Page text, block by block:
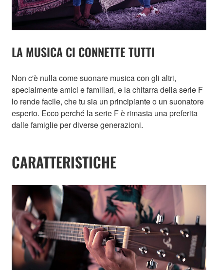
LA MUSICA CI CONNETTE TUTTI
Non c'è nulla come suonare musica con gli altri,
specialmente amici e familiari, e la chitarra della serie F
lo rende facile, che tu sia un principiante o un suonatore
esperto. Ecco perché la serie F è rimasta una preferita
dalle famiglie per diverse generazioni.
CARATTERISTICHE